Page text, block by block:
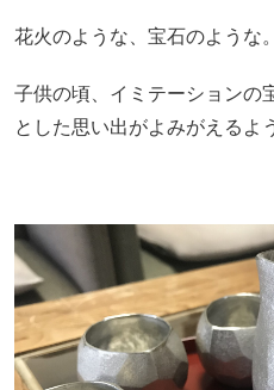
花火のような、宝石のような。
子供の頃、イミテーションの
とした思い出がよみがえるよ